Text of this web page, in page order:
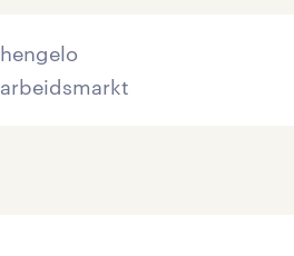
hengelo
arbeidsmarkt